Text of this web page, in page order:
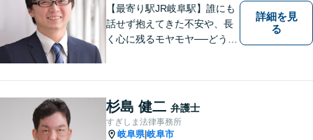
【最寄り駅JR岐阜駅】誰にも
話せず抱えてきた不安や、長
く心に残るモヤモヤ──どうぞ
いながら、これからの一歩を
一緒に見つけていきます。
【丁寧なヒアリング】【地域
密着型の法律事務所】
詳細を見
る
杉島 健二 弁護士
すぎしま法律事務所
岐阜県|岐阜市